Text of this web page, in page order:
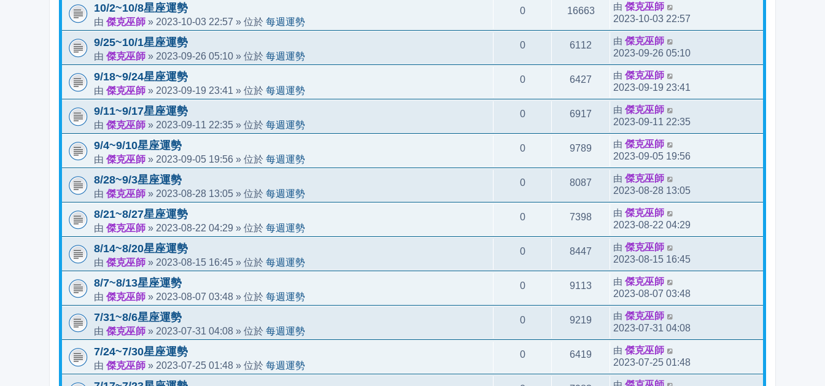
10/2~10/8星座運勢
由 傑克巫師 » 2023-10-03 22:57 » 位於 每週運勢
0 16663 由 傑克巫師
2023-10-03 22:57
9/25~10/1星座運勢
由 傑克巫師 » 2023-09-26 05:10 » 位於 每週運勢
0 6112 由 傑克巫師
2023-09-26 05:10
9/18~9/24星座運勢
由 傑克巫師 » 2023-09-19 23:41 » 位於 每週運勢
0 6427 由 傑克巫師
2023-09-19 23:41
9/11~9/17星座運勢
由 傑克巫師 » 2023-09-11 22:35 » 位於 每週運勢
0 6917 由 傑克巫師
2023-09-11 22:35
9/4~9/10星座運勢
由 傑克巫師 » 2023-09-05 19:56 » 位於 每週運勢
0 9789 由 傑克巫師
2023-09-05 19:56
8/28~9/3星座運勢
由 傑克巫師 » 2023-08-28 13:05 » 位於 每週運勢
0 8087 由 傑克巫師
2023-08-28 13:05
8/21~8/27星座運勢
由 傑克巫師 » 2023-08-22 04:29 » 位於 每週運勢
0 7398 由 傑克巫師
2023-08-22 04:29
8/14~8/20星座運勢
由 傑克巫師 » 2023-08-15 16:45 » 位於 每週運勢
0 8447 由 傑克巫師
2023-08-15 16:45
8/7~8/13星座運勢
由 傑克巫師 » 2023-08-07 03:48 » 位於 每週運勢
0 9113 由 傑克巫師
2023-08-07 03:48
7/31~8/6星座運勢
由 傑克巫師 » 2023-07-31 04:08 » 位於 每週運勢
0 9219 由 傑克巫師
2023-07-31 04:08
7/24~7/30星座運勢
由 傑克巫師 » 2023-07-25 01:48 » 位於 每週運勢
0 6419 由 傑克巫師
2023-07-25 01:48